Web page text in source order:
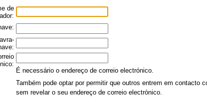
de
É necessário o endereço de correio electrónico.
Também pode optar por permitir que outros entrem em contacto
sem revelar o seu endereço de correio electrónico.